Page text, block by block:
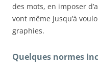
des mots, en imposer
vont même jusqu’à
graphies.
Quelques normes